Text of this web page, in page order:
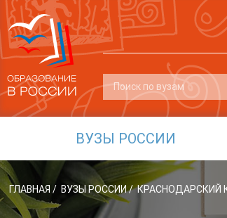
ВУЗЫ РОССИИ
ГЛАВНАЯ / ВУЗЫ РОССИИ/ КРАСНОДАРСКИЙ